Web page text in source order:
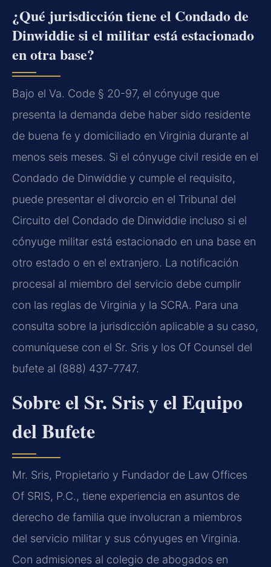
¿Qué jurisdicción tiene el Condado de
Dinwiddie si el militar está estacionado
en otra base?
Bajo el Va. Code § 20-97, el cónyuge que
presenta la demanda debe haber sido residente
de buena fe y domiciliado en Virginia durante al
menos seis meses. Si el cónyuge civil reside en el
Condado de Dinwiddie y cumple el requisito,
puede presentar el divorcio en el Tribunal del
Circuito del Condado de Dinwiddie incluso si el
cónyuge militar está estacionado en una base en
otro estado o en el extranjero. La notificación
procesal al miembro del servicio debe cumplir
con las reglas de Virginia y la SCRA. Para una
consulta sobre la jurisdicción aplicable a su caso,
comuníquese con el Sr. Sris y los Of Counsel del
bufete al (888) 437-7747.
Sobre el Sr. Sris y el Equipo
del Bufete
Mr. Sris, Propietario y Fundador de Law Offices
Of SRIS, P.C., tiene experiencia en asuntos de
derecho de familia que involucran a miembros
del servicio militar y sus cónyuges en Virginia.
Con admisiones al colegio de abogados en